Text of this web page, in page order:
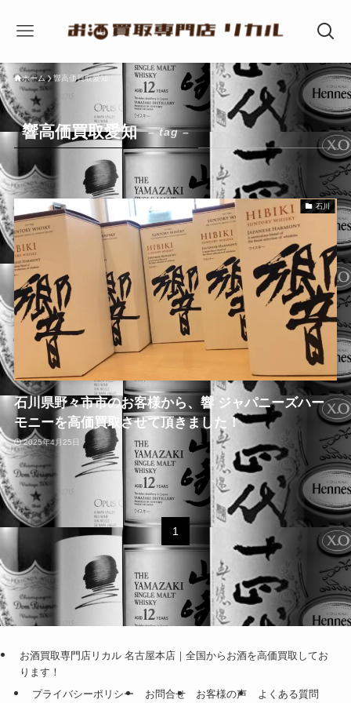
ホーム 響高価買取愛知
響高価買取愛知 – tag –
石川
石川県野々市市のお客様から、響 ジャパニーズハー
モニーを高価買取させて頂きました！
2025年4月25日
1
お酒買取専門店リカル 名古屋本店｜全国からお酒を高価買取してお
ります！
プライバシーポリシー
お問合せ お客様の声 よくある質問